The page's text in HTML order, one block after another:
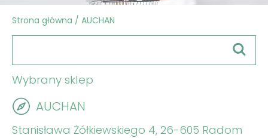
Strona główna / AUCHAN
Wybrany sklep
AUCHAN
Stanisława Żółkiewskiego 4, 26-605 Radom